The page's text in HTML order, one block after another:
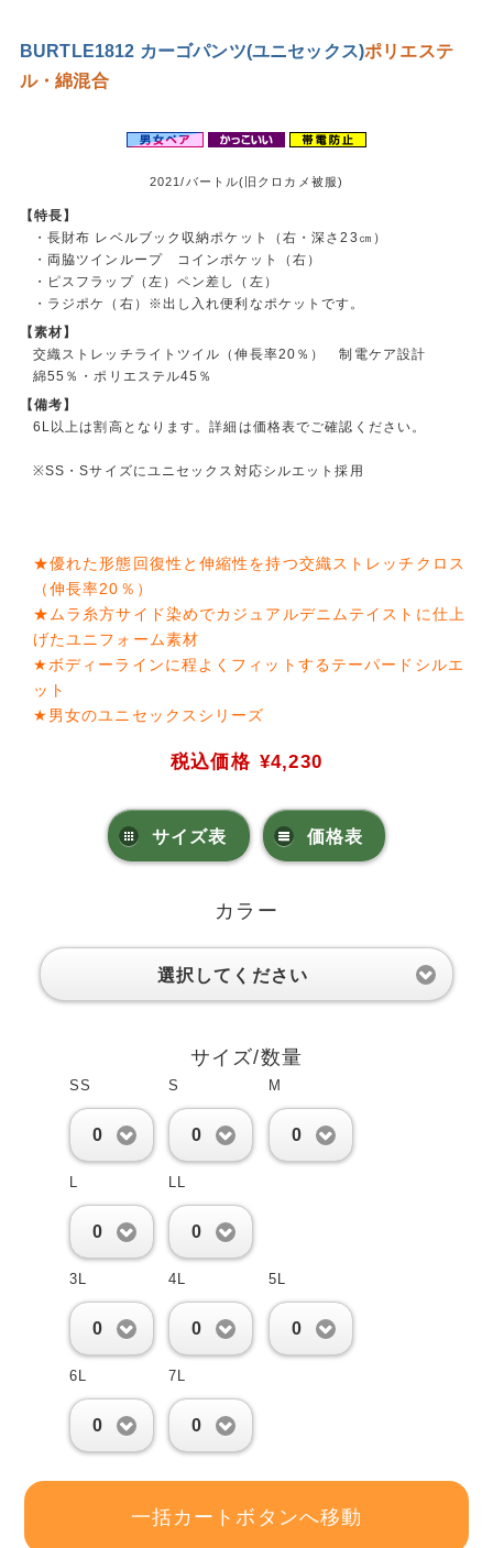
BURTLE1812 カーゴパンツ(ユニセックス)ポリエステ
ル・綿混合
2021/バートル(旧クロカメ被服)
【特長】
・長財布 レベルブック収納ポケット（右・深さ23㎝）
・両脇ツインループ コインポケット（右）
・ピスフラップ（左）ペン差し（左）
・ラジポケ（右）※出し入れ便利なポケットです。
【素材】
交織ストレッチライトツイル（伸長率20％） 制電ケア設計
綿55％・ポリエステル45％
【備考】
6L以上は割高となります。詳細は価格表でご確認ください。
※SS・Sサイズにユニセックス対応シルエット採用
★優れた形態回復性と伸縮性を持つ交織ストレッチクロス
（伸長率20％）
★ムラ糸方サイド染めでカジュアルデニムテイストに仕上
げたユニフォーム素材
★ボディーラインに程よくフィットするテーパードシルエ
ット
★男女のユニセックスシリーズ
税込価格 ¥4,230
サイズ表 価格表
カラー
選択してください
サイズ/数量
SS
0
S
0
M
0
L
0
LL
0
3L
0
4L
0
5L
0
6L
0
7L
0
一括カートボタンへ移動